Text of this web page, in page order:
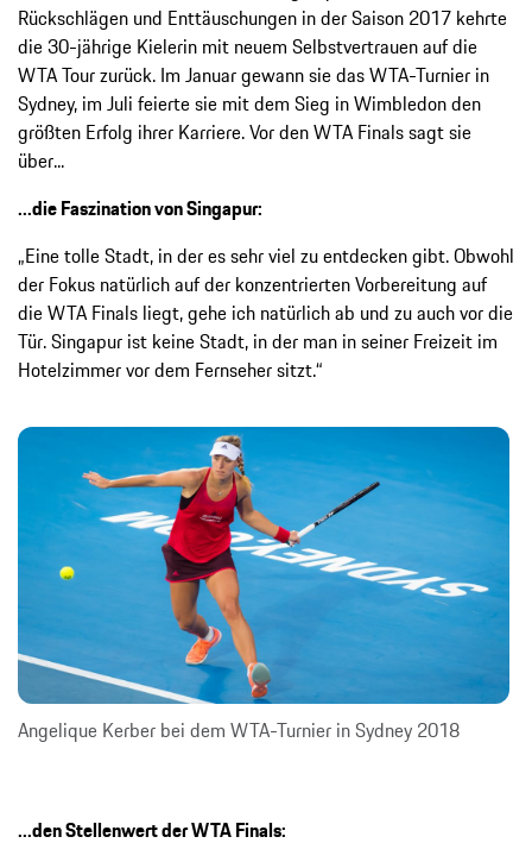
Rückschlägen und Enttäuschungen in der Saison 2017 kehrte
die 30-jährige Kielerin mit neuem Selbstvertrauen auf die
WTA Tour zurück. Im Januar gewann sie das WTA-Turnier in
Sydney, im Juli feierte sie mit dem Sieg in Wimbledon den
größten Erfolg ihrer Karriere. Vor den WTA Finals sagt sie
über...
...die Faszination von Singapur:
„Eine tolle Stadt, in der es sehr viel zu entdecken gibt. Obwohl
der Fokus natürlich auf der konzentrierten Vorbereitung auf
die WTA Finals liegt, gehe ich natürlich ab und zu auch vor die
Tür. Singapur ist keine Stadt, in der man in seiner Freizeit im
Hotelzimmer vor dem Fernseher sitzt.“
Angelique Kerber bei dem WTA-Turnier in Sydney 2018
...den Stellenwert der WTA Finals: